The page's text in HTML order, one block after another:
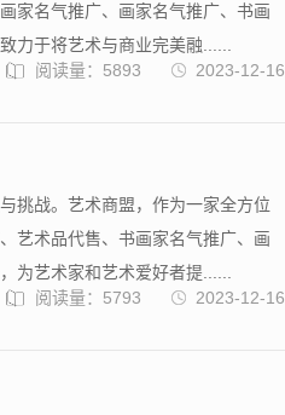
家名气推广、画家名气推广、书画
力于将艺术与商业完美融......
2023-12-16
阅读量：5893
挑战。艺术商盟，作为一家全方位
艺术品代售、书画家名气推广、画
为艺术家和艺术爱好者提......
2023-12-16
阅读量：5793